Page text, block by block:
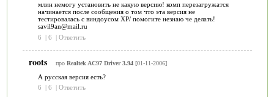
млин немогу установить не какую версию! комп перезагружатся
начинается после сообщения о том что эта версия не
тестировалась с виндоусом XP/ помогите незнаю че делать!
savil9an@mail.ru
6
| 6 | Ответить
roots про Realtek AC97 Driver 3.94[01-11-2006]
А русская версия есть?
6
| 6 | Ответить